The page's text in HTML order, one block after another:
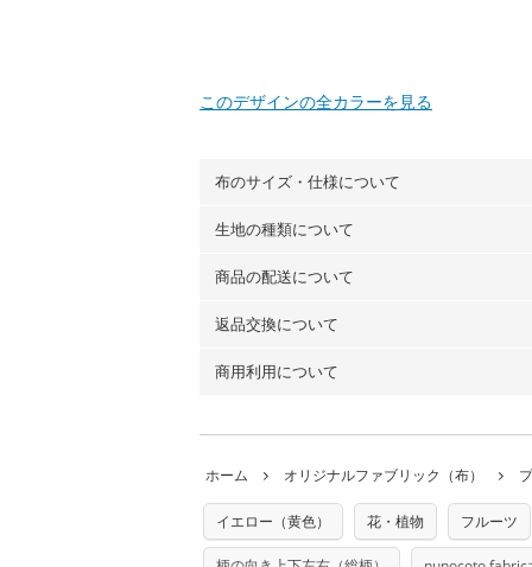
このデザインの全カラーを見る
布のサイズ・仕様について
布の長さは50cm単位での販売になります。
※カットを希望の方は備考欄に「50cmず
単位でのカットのみ）
生地の種類について
・現在、すべてのデザインのプリントに
ーン）・コットンリネン（ビエラ織）・
（キャンバス・11号帆布）です。
◎ 各生地の詳細を見る
商品の配送について
・ネコポスでの配送は、布は2mまで型
ります。
※万が一、検品時に不備が見つかった場
※土日祝は営業日に含まれません。
※配送日のご指定は承れません。出来上が
返品交換について
・布はご注文後に注文数量のみをプリント
ていた色味と違う、などの理由での返品
返品・交換対象の基準について詳しくは
商用利用について
た記載も不要です。（製品化した際に起
店及びnunocoto fabricは一切の責任を負
※有料型紙（ホームソーイング型紙シリー
型紙は商用利用できませんのでご注意く
ホーム オリジナルファブリック（布）
イエロー（黄色） 花・植物 フルーツ